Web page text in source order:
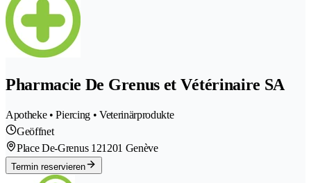
Pharmacie De Grenus et Vétérinaire SA
Apotheke • Piercing • Veterinärprodukte
Geöffnet
Place De-Grenus 121201 Genève
Termin reservieren